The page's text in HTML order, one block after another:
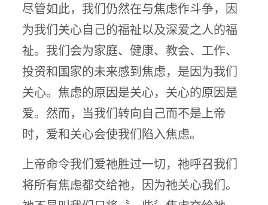
尽管如此，我们仍然在与焦虑作斗争，因
为我们关心自己的福祉以及深爱之人的福
祉。我们会为家庭、健康、教会、工作、
投资和国家的未来感到焦虑，是因为我们
关心。焦虑的原因是关心，关心的原因是
爱。然而，当我们转向自己而不是上帝
时，爱和关心会使我们陷入焦虑。
上帝命令我们爱祂胜过一切，祂呼召我们
将所有焦虑都交给祂，因为祂关心我们。